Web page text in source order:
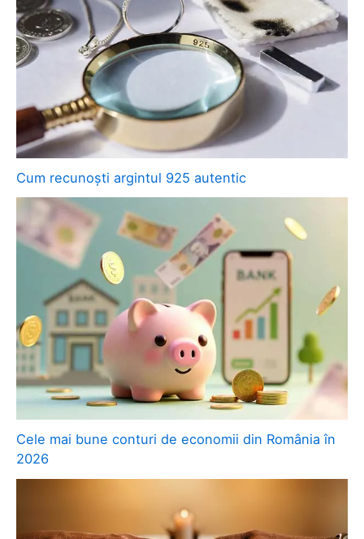
Cum recunoști argintul 925 autentic
Cele mai bune conturi de economii din România în
2026